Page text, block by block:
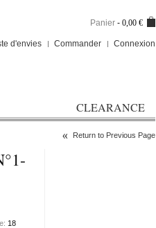
Panier - 0,00 €
d'envies Commander Connexion
CLEARANCE
Return to Previous Page
18